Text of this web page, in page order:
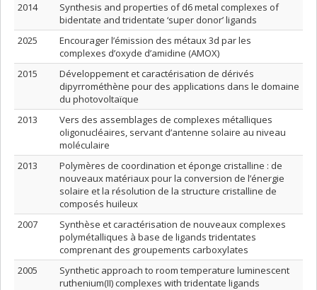
2014
Synthesis and properties of d6 metal complexes of
bidentate and tridentate ‘super donor’ ligands
2025
Encourager l’émission des métaux 3d par les
complexes d’oxyde d’amidine (AMOX)
2015
Développement et caractérisation de dérivés
dipyrrométhène pour des applications dans le domaine
du photovoltaïque
2013
Vers des assemblages de complexes métalliques
oligonucléaires, servant d’antenne solaire au niveau
moléculaire
2013
Polymères de coordination et éponge cristalline : de
nouveaux matériaux pour la conversion de l’énergie
solaire et la résolution de la structure cristalline de
composés huileux
2007
Synthèse et caractérisation de nouveaux complexes
polymétalliques à base de ligands tridentates
comprenant des groupements carboxylates
2005
Synthetic approach to room temperature luminescent
ruthenium(II) complexes with tridentate ligands